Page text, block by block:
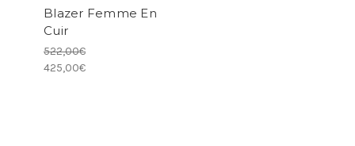
Blazer Femme En
Cuir
522,00€
425,00€